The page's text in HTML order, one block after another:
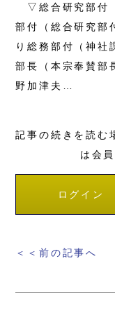
▽総合研究部付
部付（総合研究部
り総務部付（神
部長（本宗奉賛部
野加津夫…
記事の続きを読む
は会
ログイン
＜＜前の記事へ